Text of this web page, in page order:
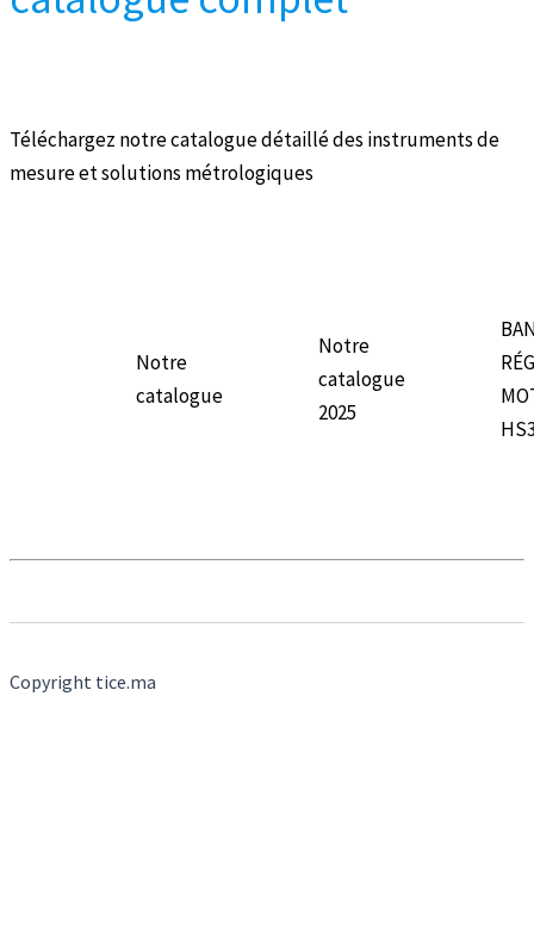
Téléchargez notre catalogue détaillé des instruments de
mesure et solutions métrologiques
Notre
catalogue
Notre
catalogue
2025
Copyright tice.ma